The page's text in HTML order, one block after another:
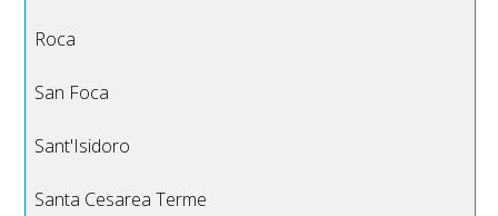
Roca
San Foca
Sant'Isidoro
Santa Cesarea Terme